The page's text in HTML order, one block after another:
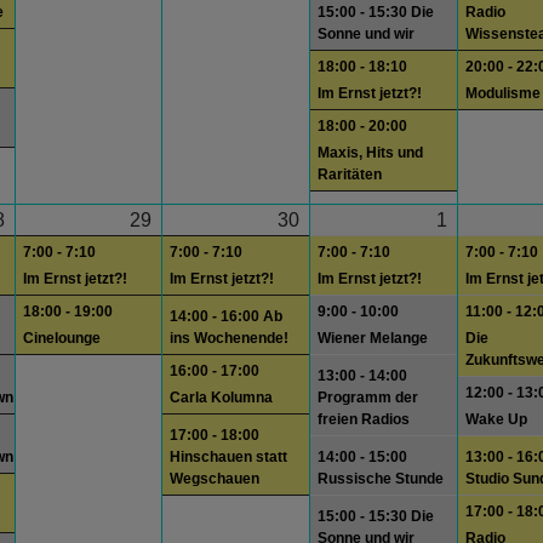
15:00 - 15:30 Die
Sonne und wir
18:00 - 18:10
Im Ernst jetzt?!
18:00 - 20:00
Maxis, Hits und
Raritäten
Radio
20:00 -
Modulisme
29
7:00 - 7:10
Im Ernst jetzt?!
18:00 - 19:00
Cinelounge
30
7:00 - 7:10
Im Ernst jetzt?!
14:00 - 16:00 Ab
ins Wochenende!
16:00 - 17:00
Carla Kolumna
17:00 - 18:00
Hinschauen statt
Wegschauen
1
7:00 - 7:10
Im Ernst jetzt?!
9:00 - 10:00
Wiener Melange
13:00 - 14:00
Programm der
freien Radios
14:00 - 15:00
Russische Stunde
15:00 - 15:30 Die
Sonne und wir
7:00 - 7:10
Im Ernst
11:00 -
Die
12:00 -
Wake Up
13:00 -
Studio
17:00 -
Radio